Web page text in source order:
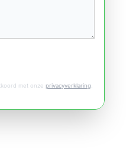
met onze privacyverklaring